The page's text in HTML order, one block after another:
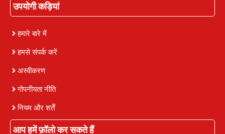
उपयोगी कड़ियां
हमारे बारे में
हमसे संपर्क करें
अस्वीकरण
गोपनीयता नीति
नियम और शर्तें
आप हमें फ़ॉलो कर सकते हैं